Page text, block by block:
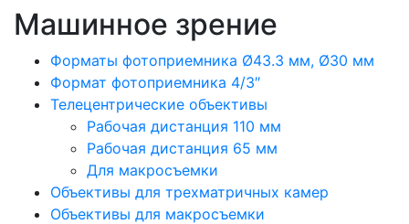
Машинное зрение
Форматы фотоприемника Ø43.3 мм, Ø30 мм
Формат фотоприемника 4/3″
Телецентрические объективы
Рабочая дистанция 110 мм
Рабочая дистанция 65 мм
Для макросъемки
Объективы для трехматричных камер
Объективы для макросъемки